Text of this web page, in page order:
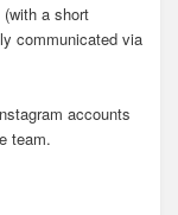
a short
communicated via
accounts
team.